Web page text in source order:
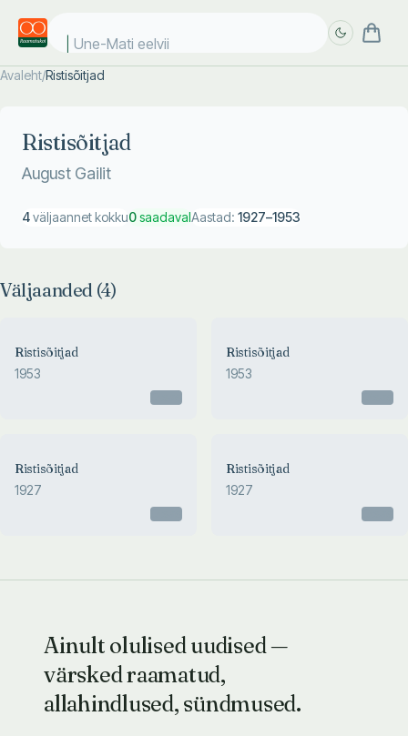
Une-Mati eelviim
Avaleht/Ristisõitjad
Ristisõitjad
August Gailit
4väljaannet kokku0saadavalAastad: 1927–1953
Väljaanded (4)
Ristisõitjad
1953
Ristisõitjad
1953
Ristisõitjad
1927
Ristisõitjad
1927
Ainult olulised uudised —
värsked raamatud,
allahindlused, sündmused.